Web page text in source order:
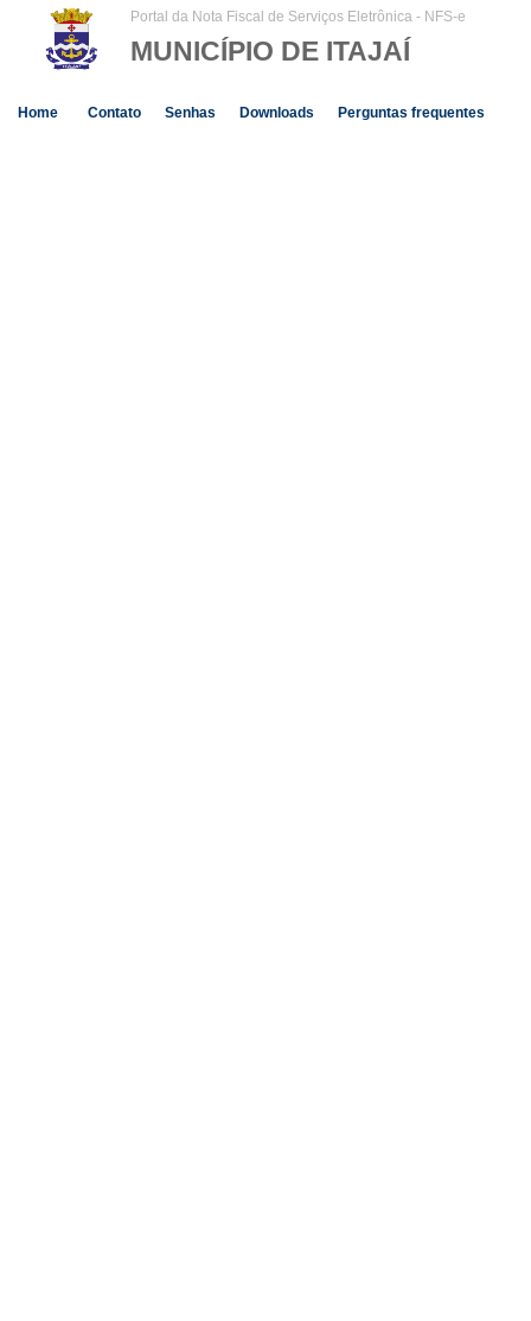
Portal da Nota Fiscal de Serviços Eletrônica - NFS-e
MUNICÍPIO DE ITAJAÍ
Home Contato Senhas Downloads Perguntas frequentes